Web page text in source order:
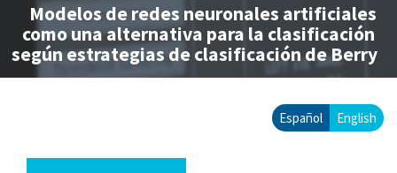
Modelos de redes neuronales artificiales
como una alternativa para la clasificación
según estrategias de clasificación de Berry
Español English